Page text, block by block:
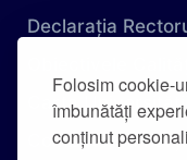
Folosim cookie-
îmbunătăți
conținut
Declarația
Carta Universității
Combaterea